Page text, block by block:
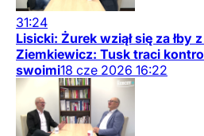
31:24
Lisicki: Żurek wziął się za łby
Ziemkiewicz: Tusk traci
swoimi18 cze 2026 16:22